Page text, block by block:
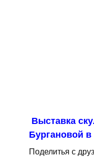
Выставка
Бургановой в
Поделитья с